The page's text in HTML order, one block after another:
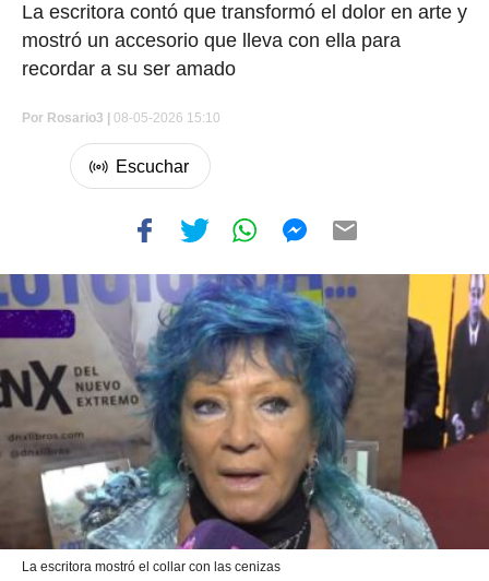
La escritora contó que transformó el dolor en arte y
mostró un accesorio que lleva con ella para
recordar a su ser amado
Por Rosario3 | 08-05-2026 15:10
La escritora mostró el collar con las cenizas